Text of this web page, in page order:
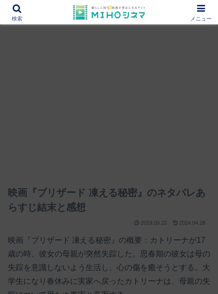
12000作品を紹介！あなたの映画図書館『MIHOシネマ』
映画『ブリザード 凍える秘密』のネタバレあ
らすじ結末と感想
2019.09.22 2024.04.28
映画『ブリザード 凍える秘密』の概要：カトリーナが17
歳の時、彼女の母親が突然失踪した。思春期の彼女は母の
失踪を意識しないよう生活し、心の傷を癒そうとする。大
学生になり春休みに実家へ戻ったカトリーナは、母親の失
検索 メニュー